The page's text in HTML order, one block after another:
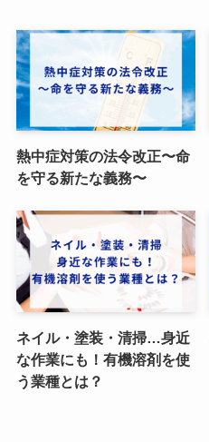
熱中症対策の法令改正〜命
を守る新たな義務〜
ネイル・塗装・清掃…身近
な作業にも！有機溶剤を使
う業種とは？